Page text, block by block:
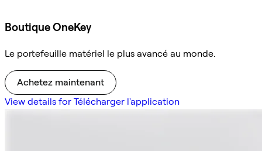
Boutique OneKey
Le portefeuille matériel le plus avancé au monde.
Achetez maintenant
View details for Télécharger l'application